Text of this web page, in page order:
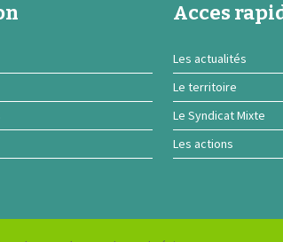
Acces
Les actualités
Le territoire
Le Syndicat Mixte
Les actions